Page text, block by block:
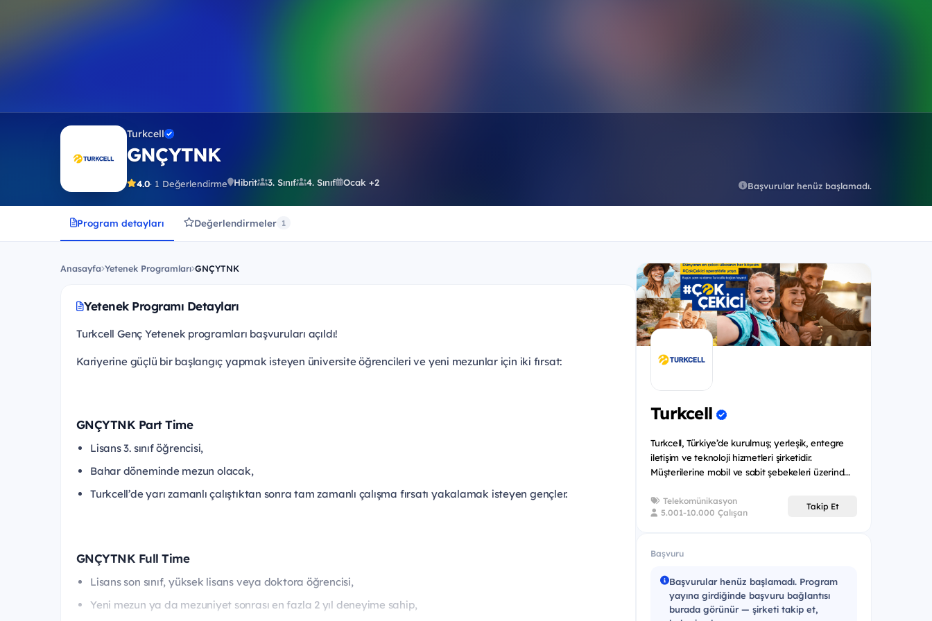
Turkcell
GNÇYTNK
4.0· 1 Değerlendirme Hibrit 3. Sınıf 4. Sınıf Ocak +2 Başvurular henüz başlamadı.
Program detayları Değerlendirmeler 1
Anasayfa Yetenek Programları GNÇYTNK
Yetenek Programı Detayları
Turkcell Genç Yetenek programları başvuruları açıldı!
Kariyerine güçlü bir başlangıç yapmak isteyen üniversite öğrencileri ve yeni mezunlar için iki fırsat:
GNÇYTNK Part Time
Lisans 3. sınıf öğrencisi,
Bahar döneminde mezun olacak,
Turkcell’de yarı zamanlı çalıştıktan sonra tam zamanlı çalışma fırsatı yakalamak isteyen gençler.
GNÇYTNK Full Time
Lisans son sınıf, yüksek lisans veya doktora öğrencisi,
Yeni mezun ya da mezuniyet sonrası en fazla 2 yıl deneyime sahip,
Turkcell
Turkcell, Türkiye’de kurulmuş; yerleşik, entegre
iletişim ve teknoloji hizmetleri şirketidir.
Müşterilerine mobil ve sabit şebekeleri üzerind...
Telekomünikasyon
5.001-10.000 Çalışan
Takip Et
Başvuru
Başvurular henüz başlamadı. Program
yayına girdiğinde başvuru bağlantısı
burada görünür — şirketi takip et,